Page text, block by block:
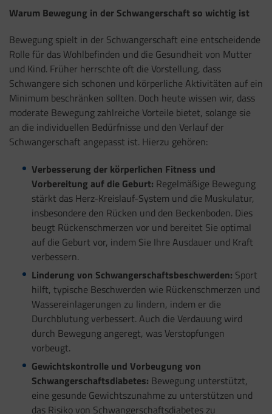
Warum Bewegung in der Schwangerschaft so wichtig ist
Bewegung spielt in der Schwangerschaft eine entscheidende
Rolle für das Wohlbefinden und die Gesundheit von Mutter
und Kind. Früher herrschte oft die Vorstellung, dass
Schwangere sich schonen und körperliche Aktivitäten auf ein
Minimum beschränken sollten. Doch heute wissen wir, dass
moderate Bewegung zahlreiche Vorteile bietet, solange sie
an die individuellen Bedürfnisse und den Verlauf der
Schwangerschaft angepasst ist. Hierzu gehören:
Verbesserung der körperlichen Fitness und
Vorbereitung auf die Geburt: Regelmäßige Bewegung
stärkt das Herz-Kreislauf-System und die Muskulatur,
insbesondere den Rücken und den Beckenboden. Dies
beugt Rückenschmerzen vor und bereitet Sie optimal
auf die Geburt vor, indem Sie Ihre Ausdauer und Kraft
verbessern.
Linderung von Schwangerschaftsbeschwerden: Sport
hilft, typische Beschwerden wie Rückenschmerzen und
Wassereinlagerungen zu lindern, indem er die
Durchblutung verbessert. Auch die Verdauung wird
durch Bewegung angeregt, was Verstopfungen
vorbeugt.
Gewichtskontrolle und Vorbeugung von
Schwangerschaftsdiabetes: Bewegung unterstützt,
eine gesunde Gewichtszunahme zu unterstützen und
das Risiko von Schwangerschaftsdiabetes zu